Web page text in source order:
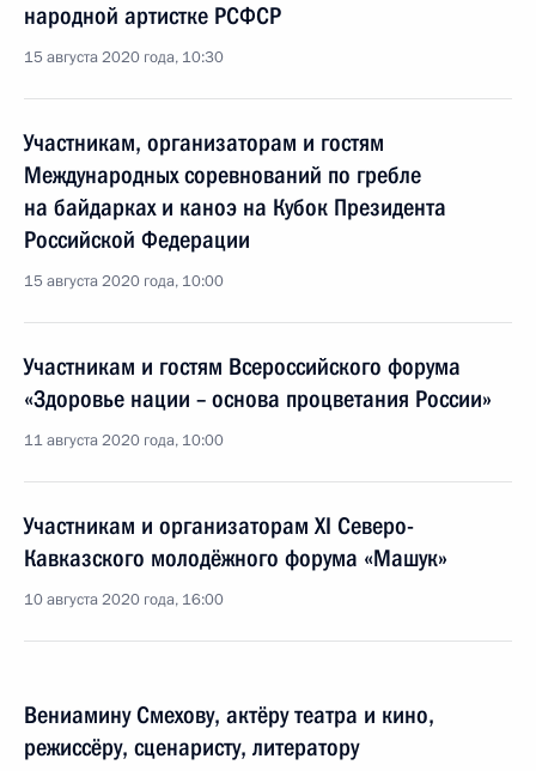
народной артистке РСФСР
15 августа 2020 года, 10:30
Участникам, организаторам и гостям
Международных соревнований по гребле
на байдарках и каноэ на Кубок Президента
Российской Федерации
15 августа 2020 года, 10:00
Участникам и гостям Всероссийского форума
«Здоровье нации – основа процветания России»
11 августа 2020 года, 10:00
Участникам и организаторам XI Северо-
Кавказского молодёжного форума «Машук»
10 августа 2020 года, 16:00
Вениамину Смехову, актёру театра и кино,
режиссёру, сценаристу, литератору